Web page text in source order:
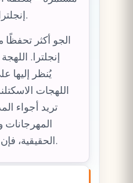
إنجلترا ولكن أقل من لندن.
الجو أكثر
إنجلترا.
يُنظر إليها
اللهجات
تريد أجواء
المهرجانات
الحقيقية، فإن إدنبره توفر لك ذلك.